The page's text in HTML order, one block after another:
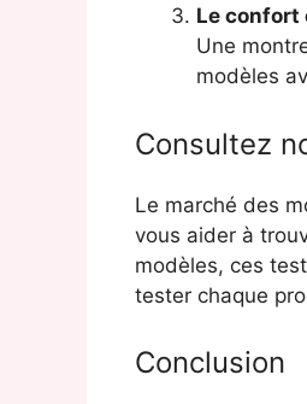
Le confort
Une
modèles
Consultez
Le marché des
vous aider à
modèles, ces
tester chaque
Conclusion